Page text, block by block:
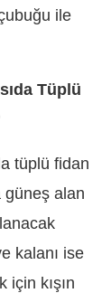
ile
Tüplü
tüplü fidan
güneş alan
kalanı ise
için kışın